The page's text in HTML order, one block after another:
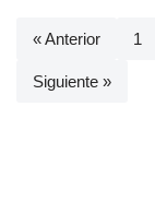
« Anterior 1
Siguiente »